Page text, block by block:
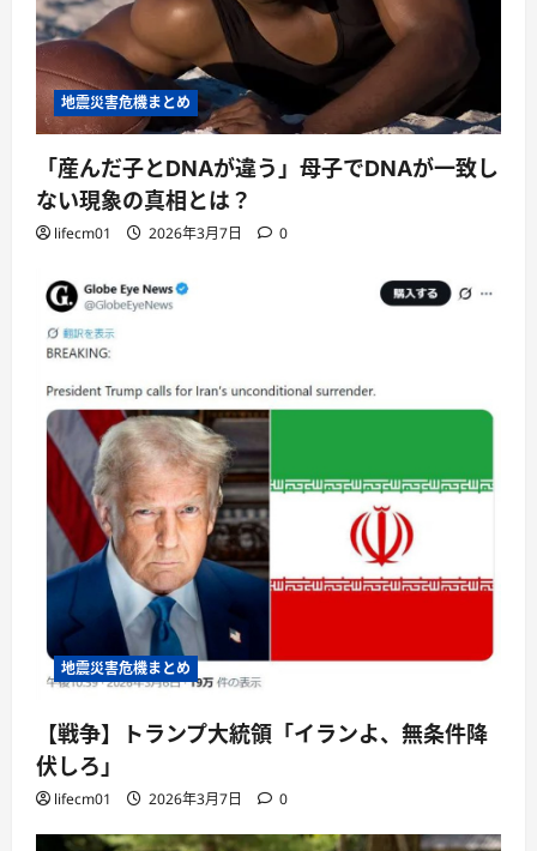
地震災害危機まとめ
「産んだ子とDNAが違う」母子でDNAが一致し
ない現象の真相とは？
lifecm01 2026年3月7日 0
地震災害危機まとめ
【戦争】トランプ大統領「イランよ、無条件降
伏しろ」
lifecm01 2026年3月7日 0